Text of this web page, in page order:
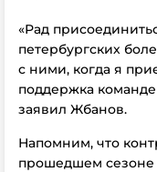
«Рад
петербургских
с ними, когда я
поддержка
заявил Жбанов.
Напомним, что
прошедшем сезоне